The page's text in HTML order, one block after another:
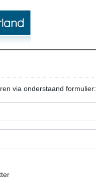
via onderstaand formulier: